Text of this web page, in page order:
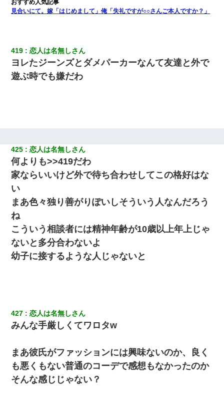
見合いにて。嫁「はじめまして」俺「失礼ですが○○さんご本人ですか？」
419 恋人は名無しさん
ヨレたジーンズとダメパーカーなんて友達と外で
遊ぶ時でも嫌だわ
425 恋人は名無しさん
何よりも>>419だわ
家ならいいけど外で待ち合わせしてこの格好はな
い
まあ色々独り善がりぽいしそういう人なんだろう
ね
こういう相談者には精神年齢が10歳以上年上じゃ
ないと多分合わないよ
幼子に接するような人じゃないと
427 恋人は名無しさん
みんな手厳しくてワロタw
まあ彼氏がファッションには興味ないのか、良く
も悪くもない普通のコーデで感想もなかったのか
そんな感じじゃない？